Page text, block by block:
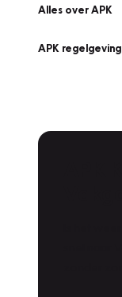
Alles over APK
APK regelgeving